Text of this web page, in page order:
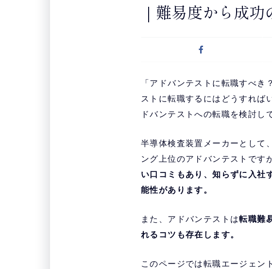
｜難易度から成
「アドバンテストに転職すべき
ストに転職するにはどうすれば
ドバンテストへの転職を検討し
半導体検査装置メーカーとして
ング上位のアドバンテストです
い口コミもあり、知らずに入社
能性があります。
また、アドバンテストは転職難
れるコツも存在します。
このページでは転職エージェン